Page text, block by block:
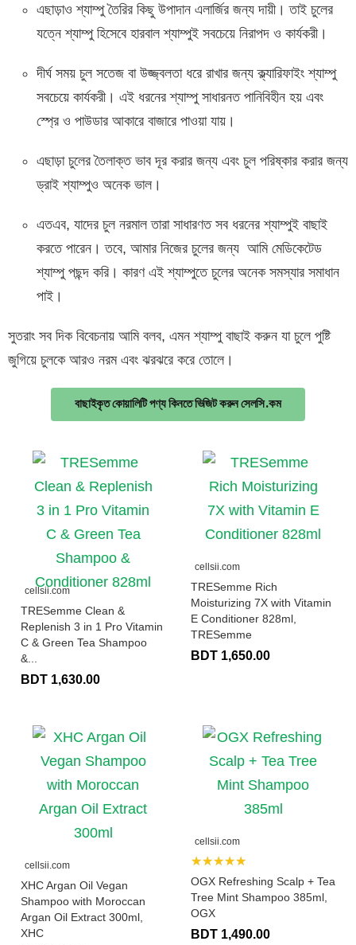
এছাড়াও শ্যাম্পু তৈরির কিছু উপাদান এলার্জির জন্য দায়ী। তাই চুলের
যত্নে শ্যাম্পু হিসেবে হারবাল শ্যাম্পুই সবচেয়ে নিরাপদ ও কার্যকরী।
দীর্ঘ সময় চুল সতেজ বা উজ্জ্বলতা ধরে রাখার জন্য ক্ল্যারিফাইং শ্যাম্পু
সবচেয়ে কার্যকরী। এই ধরনের শ্যাম্পু সাধারনত পানিবিহীন হয় এবং
স্প্রে ও পাউডার আকারে বাজারে পাওয়া যায়।
এছাড়া চুলের তৈলাক্ত ভাব দূর করার জন্য এবং চুল পরিষ্কার করার জন্য
ড্রাই শ্যাম্পুও অনেক ভাল।
এতএব, যাদের চুল নরমাল তারা সাধারণত সব ধরনের শ্যাম্পুই বাছাই
করতে পারেন। তবে, আমার নিজের চুলের জন্য আমি মেডিকেটেড
শ্যাম্পু পছন্দ করি। কারণ এই শ্যাম্পুতে চুলের অনেক সমস্যার সমাধান
পাই।
সুতরাং সব দিক বিবেচনায় আমি বলব, এমন শ্যাম্পু বাছাই করুন যা চুলে পুষ্টি
জুগিয়ে চুলকে আরও নরম এবং ঝরঝরে করে তোলে।
বাছাইকৃত কোয়ালিটি পণ্য কিনতে ভিজিট করুন সেলসি.কম
cellsii.com
TRESemme Clean &
Replenish 3 in 1 Pro Vitamin
C & Green Tea Shampoo
&...
BDT 1,630.00
cellsii.com
TRESemme Rich
Moisturizing 7X with Vitamin
E Conditioner 828ml,
TRESemme
BDT 1,650.00
cellsii.com
XHC Argan Oil Vegan
Shampoo with Moroccan
Argan Oil Extract 300ml,
XHC
cellsii.com
★★★★★
OGX Refreshing Scalp + Tea
Tree Mint Shampoo 385ml,
OGX
BDT 1,490.00